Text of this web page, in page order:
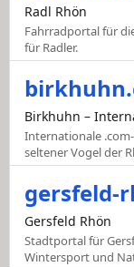
Radl Rhön
Fahrradportal für
für Radler.
Birkhuhn –
Internationale
seltener Vogel der
gersfeld-
Gersfeld Rhön
Stadtportal für
Wintersport und